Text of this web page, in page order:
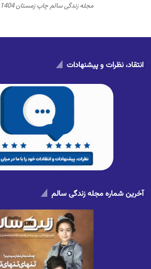
مجله زندگی سالم چاپ زمستان 1404
انتقاد، نظرات و پیشنهادات
آخرین شماره مجله زندگی سالم